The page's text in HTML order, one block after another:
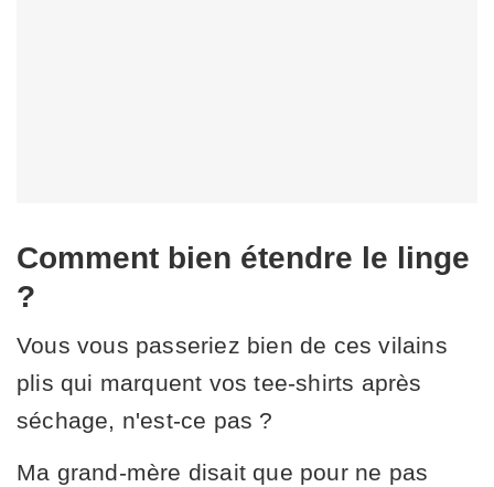
Comment bien étendre le linge
?
Vous vous passeriez bien de ces vilains
plis qui marquent vos tee-shirts après
séchage, n'est-ce pas ?
Ma grand-mère disait que pour ne pas